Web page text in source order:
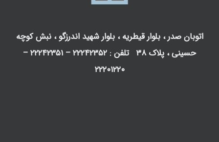
اتوبان صدر ، بلوار قیطریه ، بلوار شهید اندرزگو ، نبش کوچه
حسینی ، پلاک ۳۸ تلفن : ۲۲۲۴۲۳۵۲ – ۲۲۲۴۲۳۵۱ –
۲۲۲۰۱۲۲۰